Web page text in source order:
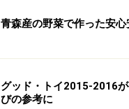
青森産の野菜で作った安
グッド・トイ2015-2016
びの参考に